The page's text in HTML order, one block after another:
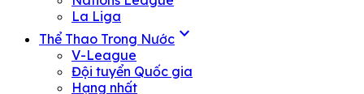
La Liga
Thể Thao Trong Nước expand_more
V-League
Đội tuyển Quốc gia
Hạng nhất